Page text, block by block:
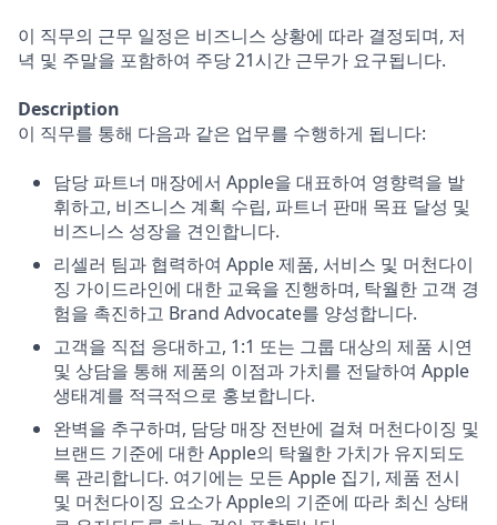
이 직무의 근무 일정은 비즈니스 상황에 따라 결정되며, 저
녁 및 주말을 포함하여 주당 21시간 근무가 요구됩니다.
Description
이 직무를 통해 다음과 같은 업무를 수행하게 됩니다:
담당 파트너 매장에서 Apple을 대표하여 영향력을 발
휘하고, 비즈니스 계획 수립, 파트너 판매 목표 달성 및
비즈니스 성장을 견인합니다.
리셀러 팀과 협력하여 Apple 제품, 서비스 및 머천다이
징 가이드라인에 대한 교육을 진행하며, 탁월한 고객 경
험을 촉진하고 Brand Advocate를 양성합니다.
고객을 직접 응대하고, 1:1 또는 그룹 대상의 제품 시연
및 상담을 통해 제품의 이점과 가치를 전달하여 Apple
생태계를 적극적으로 홍보합니다.
완벽을 추구하며, 담당 매장 전반에 걸쳐 머천다이징 및
브랜드 기준에 대한 Apple의 탁월한 가치가 유지되도
록 관리합니다. 여기에는 모든 Apple 집기, 제품 전시
및 머천다이징 요소가 Apple의 기준에 따라 최신 상태